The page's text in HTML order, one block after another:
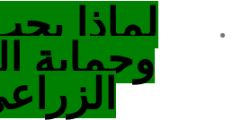
لماذا
وحماية